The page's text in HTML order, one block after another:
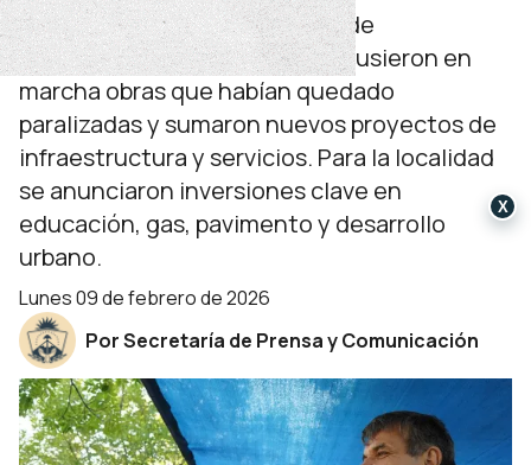
Con el respaldo de los Pactos de
Gobernanza, se reactivaron y pusieron en
marcha obras que habían quedado
paralizadas y sumaron nuevos proyectos de
infraestructura y servicios. Para la localidad
se anunciaron inversiones clave en
educación, gas, pavimento y desarrollo
urbano.
lunes 09 de febrero de 2026
Por Secretaría de Prensa y Comunicación
X